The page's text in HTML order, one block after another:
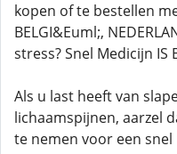
kopen of te bestellen
BELGI&Euml;,
stress? Snel Medicijn IS
Als u last heeft van
lichaamspijnen, aarzel
te nemen voor een snel